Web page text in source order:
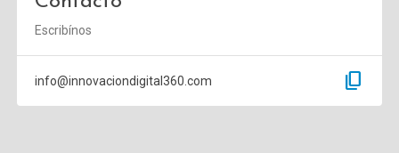
Escribínos
info@innovaciondigital360.com content_copy